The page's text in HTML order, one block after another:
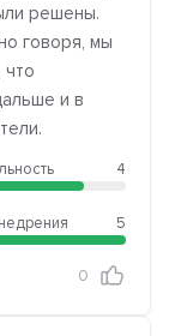
решены.
говоря, мы
и в
4
5
0